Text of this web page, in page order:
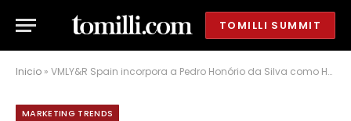
TOMILLI SUMMIT
Inicio » VMLY&R Spain incorpora a Pedro Honório da Silva como Head of Technology
MARKETING TRENDS